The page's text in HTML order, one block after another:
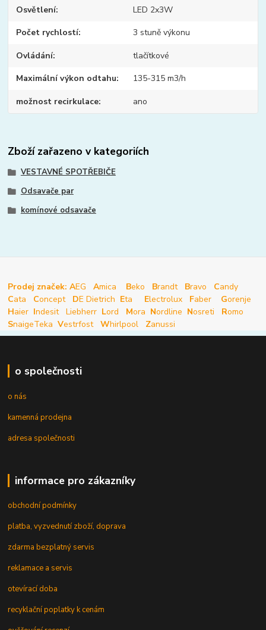
Osvětlení LED 2x3W
Počet rychlostí 3 stuně výkonu
Ovládání tlačítkové
Maximální výkon odtahu 135-315 m3/h
možnost recirkulace ano
Zboží zařazeno v kategoriích
VESTAVNÉ SPOTŘEBIČE
Odsavače par
komínové odsavače
Prodej značek: AEG Amica Beko Brandt Bravo Candy
Cata Concept DE Dietrich Eta Electrolux Faber Gorenje
Haier Indesit Liebherr Lord Mora Nordline Nosreti Romo
SnaigeTeka Vestrfost Whirlpool Zanussi
o společnosti
o nás
kamenná prodejna
adresa společnosti
informace pro zákazníky
obchodní podmínky
platba, vyzvednutí zboží, doprava
zdarma bezplatný servis
reklamace a servis
otevírací doba
recyklační poplatky k cenám